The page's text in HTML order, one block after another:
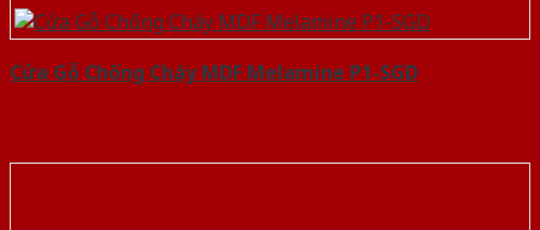
Cửa Gỗ Chống Cháy MDF Melamine P1-SGD